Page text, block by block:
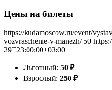
Цены на билеты
https://kudamoscow.ru/event/
vozvraschenie-v-manezh/ 50
29T23:00:00+03:00
Льготный: 50 ₽
Взрослый: 250 ₽